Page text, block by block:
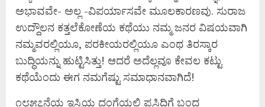
ಅಭಾವವೇ- ಅಲ್ಲ -ವಿಪರ್ಯಾಸವೇ ಮೂಲಕಾರಣವು. ಸುರಾಜ
ಉದ್ದೌಲನ ಕತ್ತಲೆಕೋಣೆಯ ಕಥೆಯು ನಮ್ಮ ಜನರ ವಿಷಯವಾಗಿ
ನಮ್ಮವರಲ್ಲಿಯೂ, ಪರಕೀಯರಲ್ಲಿಯೂ ಎಂಥ ತಿರಸ್ಕಾರ
ಬುದ್ಧಿಯನ್ನು ಹುಟ್ಟಿಸಿತ್ತು! ಆದರೆ ಅದೆಲ್ಲವೂ ಕೇವಲ ಕಟ್ಟು
ಕಥೆಯೆಂದು ಈಗ ನಮಗೆಷ್ಟು ಸಮಾಧಾನವಾಗಿದೆ!
೧೮೫೭ನೆಯ ಇಸ್ವಿಯ ದಂಗೆಯಲ್ಲಿ ಪ್ರಸಿದ್ಧಿಗೆ ಬಂದ